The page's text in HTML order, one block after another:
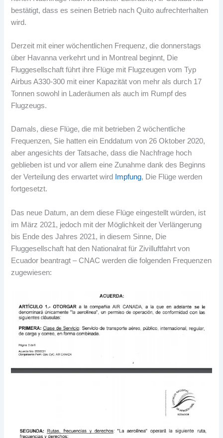
bestätigt, dass es seinen Betrieb nach Quito aufrechterhalten
wird.
Derzeit mit einer wöchentlichen Frequenz, die donnerstags
über Havanna verkehrt und in Montreal beginnt, Die
Fluggesellschaft führt ihre Flüge mit Flugzeugen vom Typ
Airbus A330-300 mit einer Kapazität von mehr als durch 17
Tonnen sowohl in Laderäumen als auch im Rumpf des
Flugzeugs.
Damals, diese Flüge, die mit betrieben 2 wöchentliche
Frequenzen, Sie hatten ein Enddatum von 26 Oktober 2020,
aber angesichts der Tatsache, dass die Nachfrage hoch
geblieben ist und vor allem eine Zunahme dank des Beginns
der Verteilung des erwartet wird
Impfung, Die Flüge werden
fortgesetzt.
Das neue Datum, an dem diese Flüge eingestellt würden, ist
im März 2021, jedoch mit der Möglichkeit der Verlängerung
bis Ende des Jahres 2021, in diesem Sinne, Die
Fluggesellschaft hat den Nationalrat für Zivilluftfahrt von
Ecuador beantragt – CNAC werden die folgenden Frequenzen
zugewiesen: